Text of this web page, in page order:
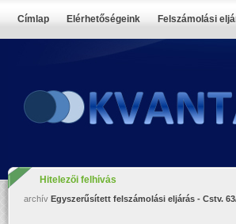
Címlap Elérhetőségeink Felszámolási
Hitelezői felhívás
archív Egyszerűsített felszámolási eljárás - Cstv.